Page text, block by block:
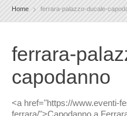
Home ferrara-palazzo-ducale-
ferrara-
capodanno
<a href="https://www.eventi-
ferrara/">Capodanno a